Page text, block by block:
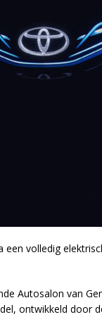
een volledig
Autosalon van
ontwikkeld door